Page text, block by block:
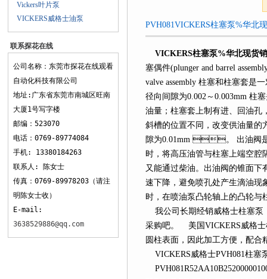
Vickers叶片泵
VICKERS威格士油泵
联系探花在线
观看
公司名称：东莞市探花在线观看
自动化科技有限公司
地址:广东省东莞市南城区旺南
大厦1号写字楼
邮编：523070
电话：0769-89774084
手机: 13380184263
联系人: 陈女士
传真：0769-89978203（请注
明陈女士收）
E-mail:
3638529886@qq.com
PVH081VICKERS柱塞泵%华北现
VICKERS柱塞泵%华北现货
塞偶件(plunger and barrel
valve assembly 柱塞和柱塞套是一
径向间隙为0.002～0.003mm 柱塞
油量；柱塞套上制有进、回油
斜槽的位置不同，改变供油量的
隙为0.01mm 。 出油阀是一
时，将高压油管与柱塞上端空腔隔
又能通过柴油。出油阀的锥面
速下降，避免喷孔处产生滴油
时，在喷油泵凸轮轴上的凸轮
我公司长期经销威格士柱塞泵，
采购吧。 美国VICKERS威格
圆柱表面，因此加工方便，配
VICKERS威格士PVH081柱塞